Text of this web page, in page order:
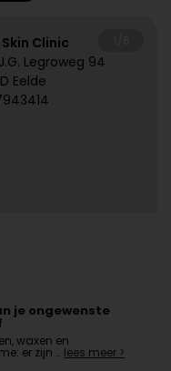
Clinic
Legroweg 94
Eelde
je ongewenste
waxen en
er zijn … lees meer >